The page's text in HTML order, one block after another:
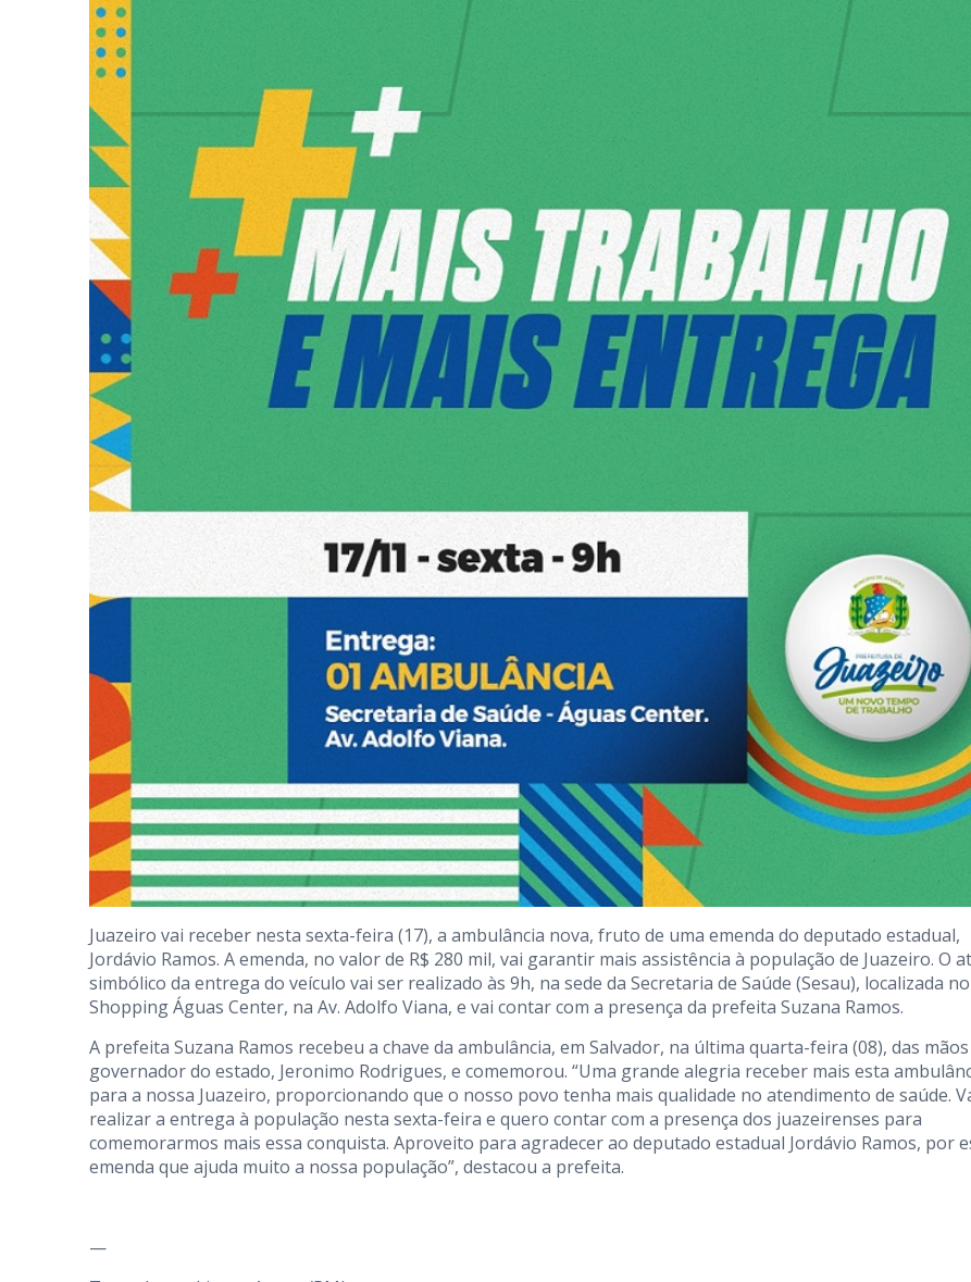
Juazeiro vai receber nesta sexta-feira (17), a ambulância nova, fruto de uma emenda do deputado estadual,
Jordávio Ramos. A emenda, no valor de R$ 280 mil, vai garantir mais assistência à população de Juazeiro. O
simbólico da entrega do veículo vai ser realizado às 9h, na sede da Secretaria de Saúde (Sesau), localizada no
Shopping Águas Center, na Av. Adolfo Viana, e vai contar com a presença da prefeita Suzana Ramos.
A prefeita Suzana Ramos recebeu a chave da ambulância, em Salvador, na última quarta-feira (08), das
governador do estado, Jeronimo Rodrigues, e comemorou. “Uma grande alegria receber mais esta
para a nossa Juazeiro, proporcionando que o nosso povo tenha mais qualidade no atendimento de saúde.
realizar a entrega à população nesta sexta-feira e quero contar com a presença dos juazeirenses para
comemorarmos mais essa conquista. Aproveito para agradecer ao deputado estadual Jordávio Ramos, por
emenda que ajuda muito a nossa população”, destacou a prefeita.
—